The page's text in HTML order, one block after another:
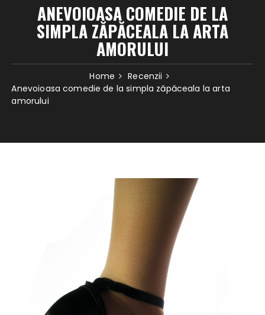
ANEVOIOASA COMEDIE DE LA
SIMPLA ZĂPĂCEALA LA ARTA
AMORULUI
Home
Recenzii
Anevoioasa comedie de la simpla zăpăceala la arta
amorului